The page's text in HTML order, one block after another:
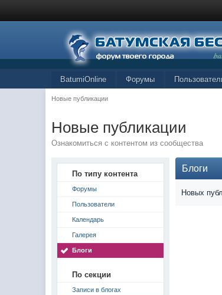
BatumiOnline Форумы
Новые публикации
Новые публикации
Ознакомиться с контентом из сообщества
По типу контента
Форумы
Пользователи
Календарь
Галерея
Блоги
По секции
Записи в блогах
Блоги
Новых